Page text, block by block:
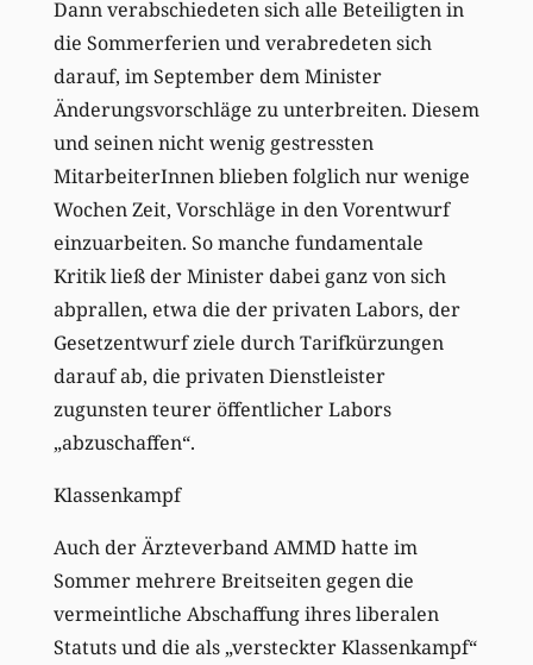
Dann verabschiedeten sich alle Beteiligten in
die Sommerferien und verabredeten sich
darauf, im September dem Minister
Änderungsvorschläge zu unterbreiten. Diesem
und seinen nicht wenig gestressten
MitarbeiterInnen blieben folglich nur wenige
Wochen Zeit, Vorschläge in den Vorentwurf
einzuarbeiten. So manche fundamentale
Kritik ließ der Minister dabei ganz von sich
abprallen, etwa die der privaten Labors, der
Gesetzentwurf ziele durch Tarifkürzungen
darauf ab, die privaten Dienstleister
zugunsten teurer öffentlicher Labors
„abzuschaffen“.
Klassenkampf
Auch der Ärzteverband AMMD hatte im
Sommer mehrere Breitseiten gegen die
vermeintliche Abschaffung ihres liberalen
Statuts und die als „versteckter Klassenkampf“